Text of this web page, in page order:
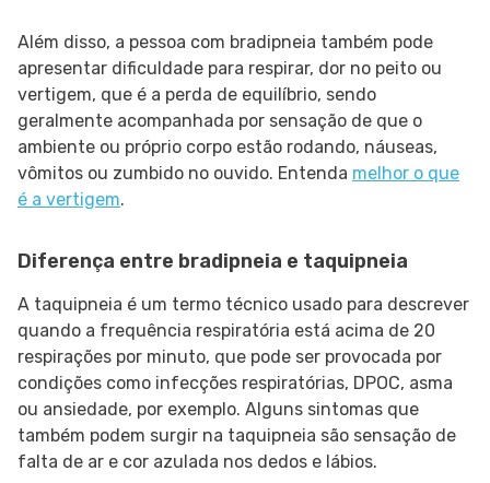
Além disso, a pessoa com bradipneia também pode
apresentar dificuldade para respirar, dor no peito ou
vertigem, que é a perda de equilíbrio, sendo
geralmente acompanhada por sensação de que o
ambiente ou próprio corpo estão rodando, náuseas,
vômitos ou zumbido no ouvido. Entenda melhor o que
é a vertigem.
Diferença entre bradipneia e taquipneia
A taquipneia é um termo técnico usado para descrever
quando a frequência respiratória está acima de 20
respirações por minuto, que pode ser provocada por
condições como infecções respiratórias, DPOC, asma
ou ansiedade, por exemplo. Alguns sintomas que
também podem surgir na taquipneia são sensação de
falta de ar e cor azulada nos dedos e lábios.